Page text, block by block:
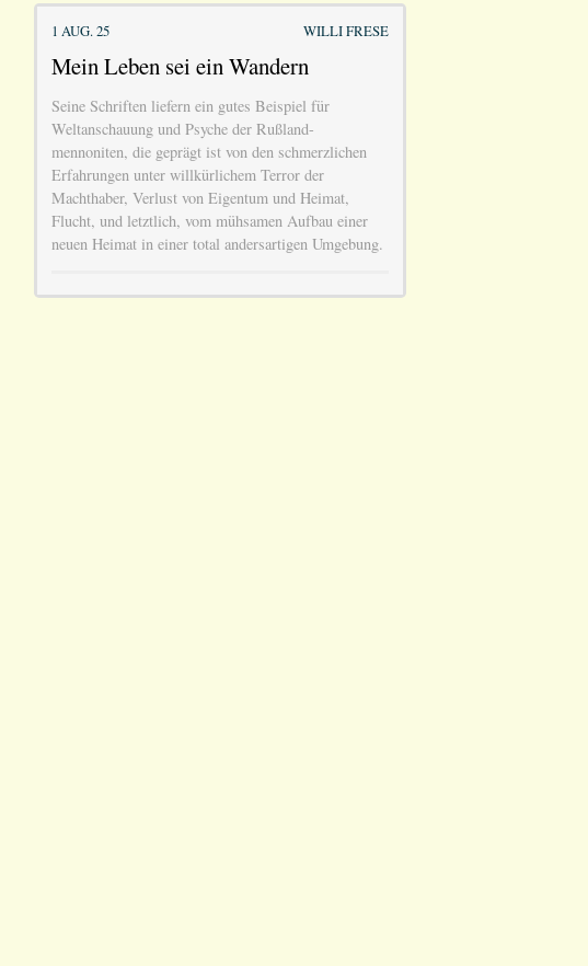
1 AUG. 25 WILLI FRESE
Mein Leben sei ein Wandern
Seine Schriften liefern ein gutes Beispiel für
Weltanschauung und Psyche der Rußland-
mennoniten, die geprägt ist von den schmerzlichen
Erfahrungen unter willkürlichem Terror der
Machthaber, Verlust von Eigentum und Heimat,
Flucht, und letztlich, vom mühsamen Aufbau einer
neuen Heimat in einer total andersartigen Umgebung.